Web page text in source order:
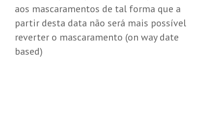
aos mascaramentos de tal forma que a
partir desta data não será mais possível
reverter o mascaramento (on way date
based)